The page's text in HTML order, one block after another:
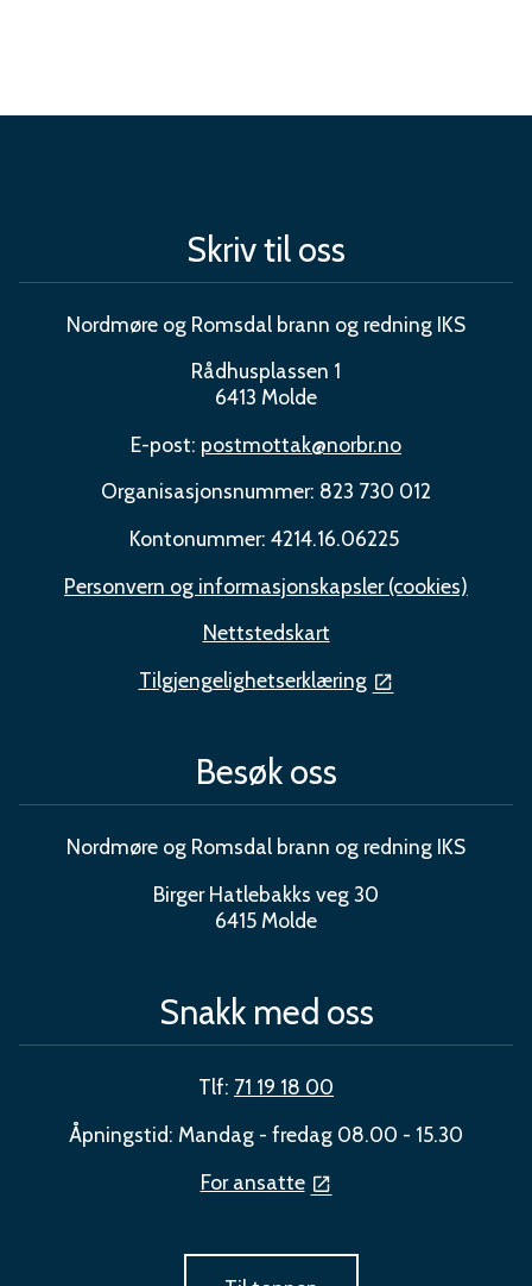
K
Skriv til oss
Nordmøre og Romsdal brann og redning IKS
Rådhusplassen 1
6413 Molde
E-post: postmottak@norbr.no
Organisasjonsnummer: 823 730 012
Kontonummer: 4214.16.06225
Personvern og informasjonskapsler (cookies)
Nettstedskart
Tilgjengelighetserklæring
Besøk oss
Nordmøre og Romsdal brann og redning IKS
Birger Hatlebakks veg 30
6415 Molde
Snakk med oss
Tlf: 71 19 18 00
Åpningstid: Mandag - fredag 08.00 - 15.30
For ansatte